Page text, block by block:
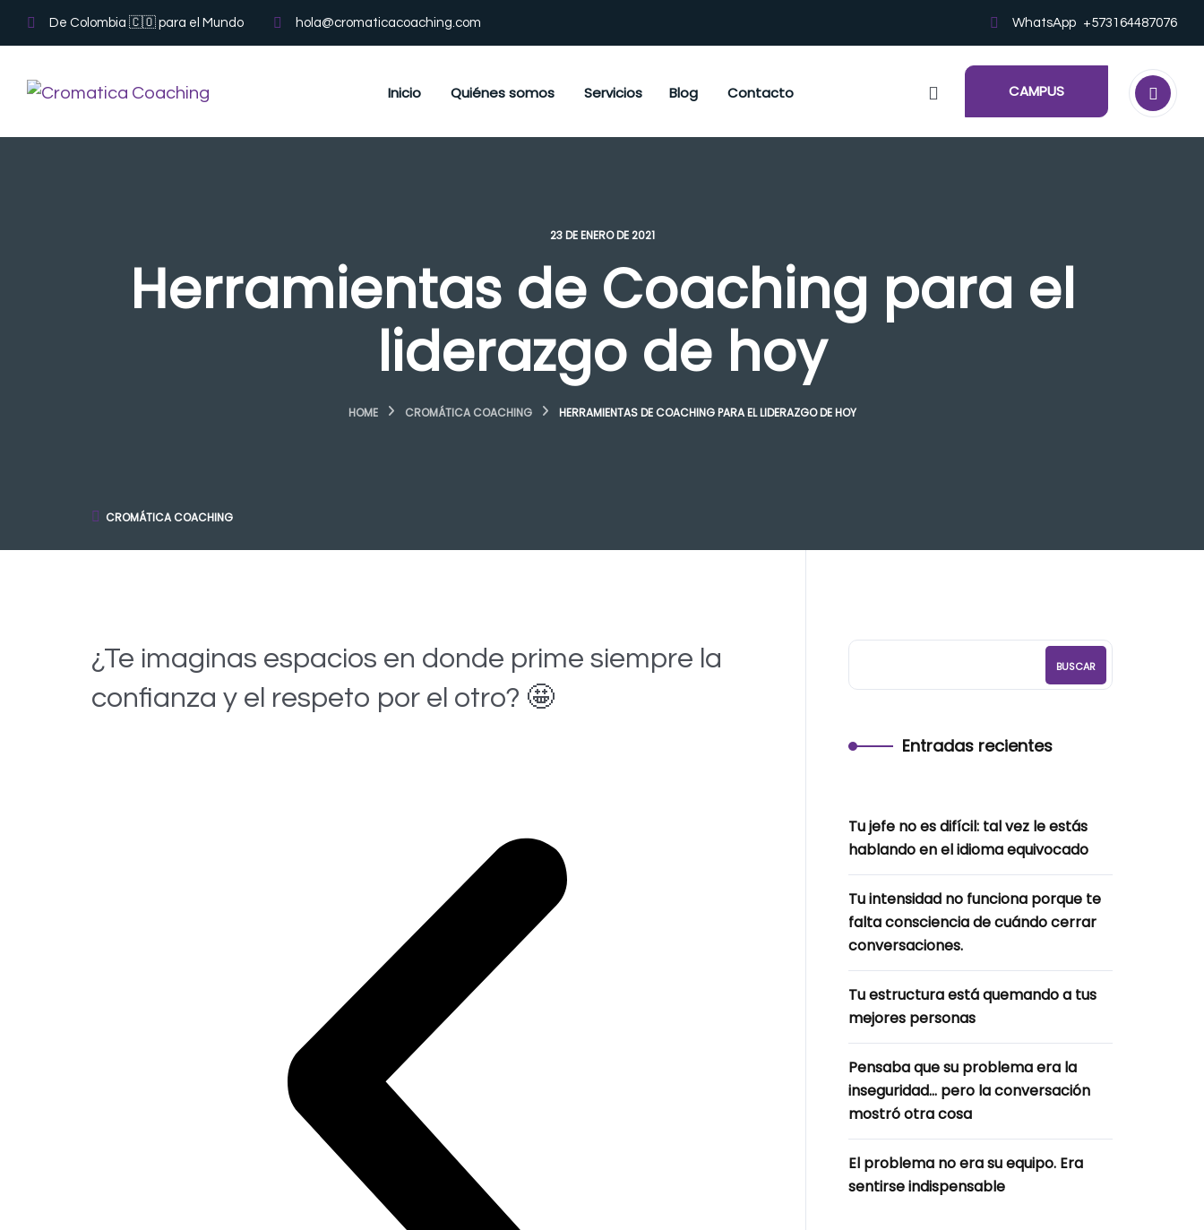
De Colombia 🇨🇴 para el Mundo hola@cromaticacoaching.com WhatsApp +573164487076
Inicio Quiénes somos Servicios Blog Contacto CAMPUS
23 DE ENERO DE 2021
Herramientas de Coaching para el
liderazgo de hoy
HOME CROMÁTICA COACHING HERRAMIENTAS DE COACHING PARA EL LIDERAZGO DE HOY
CROMÁTICA COACHING
¿Te imaginas espacios en donde prime siempre la
confianza y el respeto por el otro? 🤩
BUSCAR
Entradas recientes
Tu jefe no es difícil: tal vez le estás
hablando en el idioma equivocado
Tu intensidad no funciona porque te
falta consciencia de cuándo cerrar
conversaciones.
Tu estructura está quemando a tus
mejores personas
Pensaba que su problema era la
inseguridad… pero la conversación
mostró otra cosa
El problema no era su equipo. Era
sentirse indispensable